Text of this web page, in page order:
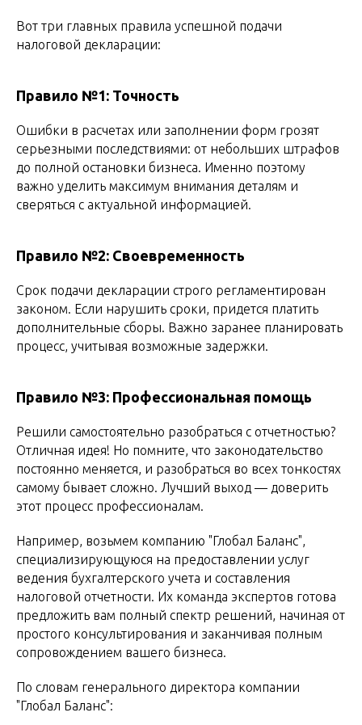
Вот три главных правила успешной подачи
налоговой декларации:
Правило №1: Точность
Ошибки в расчетах или заполнении форм грозят
серьезными последствиями: от небольших штрафов
до полной остановки бизнеса. Именно поэтому
важно уделить максимум внимания деталям и
сверяться с актуальной информацией.
Правило №2: Своевременность
Срок подачи декларации строго регламентирован
законом. Если нарушить сроки, придется платить
дополнительные сборы. Важно заранее планировать
процесс, учитывая возможные задержки.
Правило №3: Профессиональная помощь
Решили самостоятельно разобраться с отчетностью?
Отличная идея! Но помните, что законодательство
постоянно меняется, и разобраться во всех тонкостях
самому бывает сложно. Лучший выход — доверить
этот процесс профессионалам.
Например, возьмем компанию "Глобал Баланс",
специализирующуюся на предоставлении услуг
ведения бухгалтерского учета и составления
налоговой отчетности. Их команда экспертов готова
предложить вам полный спектр решений, начиная от
простого консультирования и заканчивая полным
сопровождением вашего бизнеса.
По словам генерального директора компании
"Глобал Баланс":